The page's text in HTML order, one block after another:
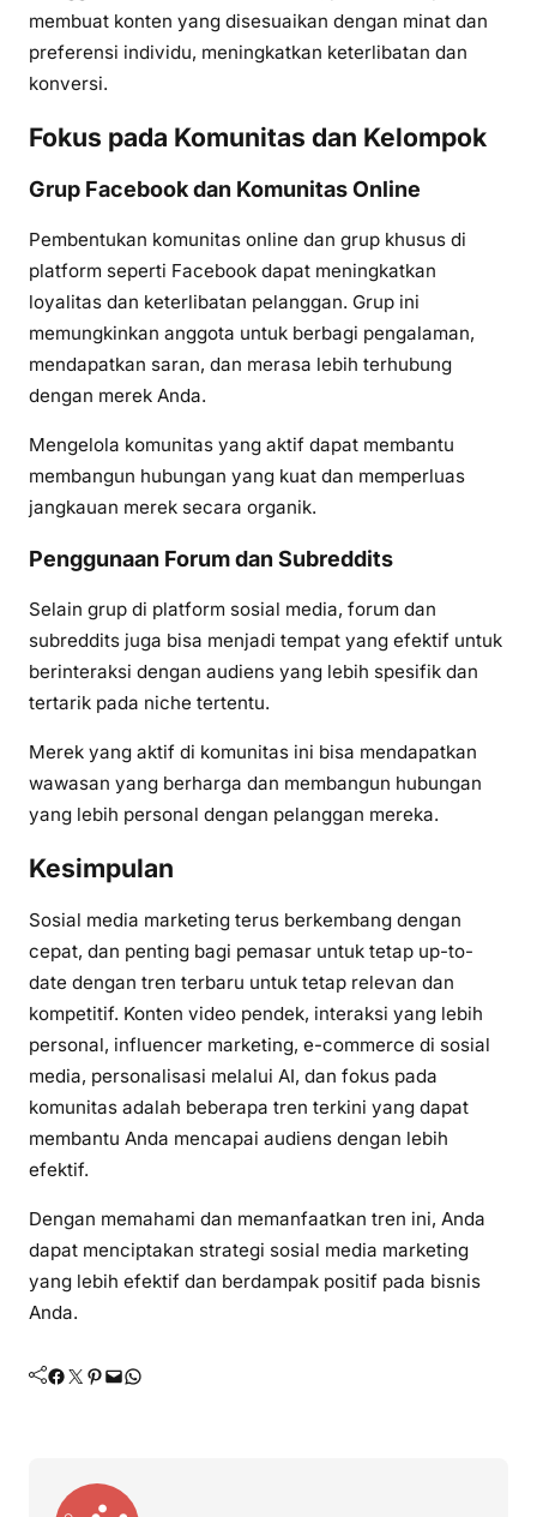
membuat konten yang disesuaikan dengan minat dan
preferensi individu, meningkatkan keterlibatan dan
konversi.
Fokus pada Komunitas dan Kelompok
Grup Facebook dan Komunitas Online
Pembentukan komunitas online dan grup khusus di
platform seperti Facebook dapat meningkatkan
loyalitas dan keterlibatan pelanggan. Grup ini
memungkinkan anggota untuk berbagi pengalaman,
mendapatkan saran, dan merasa lebih terhubung
dengan merek Anda.
Mengelola komunitas yang aktif dapat membantu
membangun hubungan yang kuat dan memperluas
jangkauan merek secara organik.
Penggunaan Forum dan Subreddits
Selain grup di platform sosial media, forum dan
subreddits juga bisa menjadi tempat yang efektif untuk
berinteraksi dengan audiens yang lebih spesifik dan
tertarik pada niche tertentu.
Merek yang aktif di komunitas ini bisa mendapatkan
wawasan yang berharga dan membangun hubungan
yang lebih personal dengan pelanggan mereka.
Kesimpulan
Sosial media marketing terus berkembang dengan
cepat, dan penting bagi pemasar untuk tetap up-to-
date dengan tren terbaru untuk tetap relevan dan
kompetitif. Konten video pendek, interaksi yang lebih
personal, influencer marketing, e-commerce di sosial
media, personalisasi melalui AI, dan fokus pada
komunitas adalah beberapa tren terkini yang dapat
membantu Anda mencapai audiens dengan lebih
efektif.
Dengan memahami dan memanfaatkan tren ini, Anda
dapat menciptakan strategi sosial media marketing
yang lebih efektif dan berdampak positif pada bisnis
Anda.
Facebook Twitter Pinterest Mail WhatsApp